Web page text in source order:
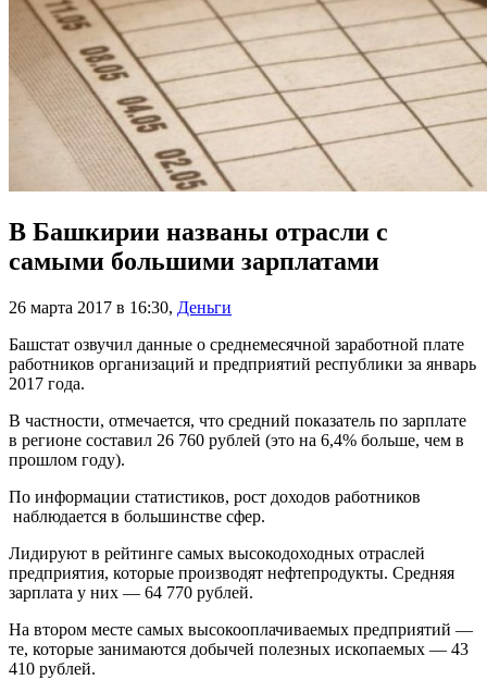
В Башкирии названы отрасли с
самыми большими зарплатами
26 марта 2017 в 16:30, Деньги
Башстат озвучил данные о среднемесячной заработной плате
работников организаций и предприятий республики за январь
2017 года.
В частности, отмечается, что средний показатель по зарплате
в регионе составил 26 760 рублей (это на 6,4% больше, чем в
прошлом году).
По информации статистиков, рост доходов работников
наблюдается в большинстве сфер.
Лидируют в рейтинге самых высокодоходных отраслей
предприятия, которые производят нефтепродукты. Средняя
зарплата у них — 64 770 рублей.
На втором месте самых высокооплачиваемых предприятий —
те, которые занимаются добычей полезных ископаемых — 43
410 рублей.